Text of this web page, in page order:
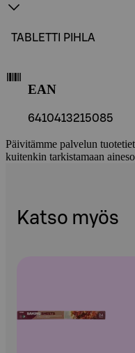
TABLETTI PIHLA
EAN
6410413215085
Päivitämme palvelun
kuitenkin tarkistamaan
Katso myös